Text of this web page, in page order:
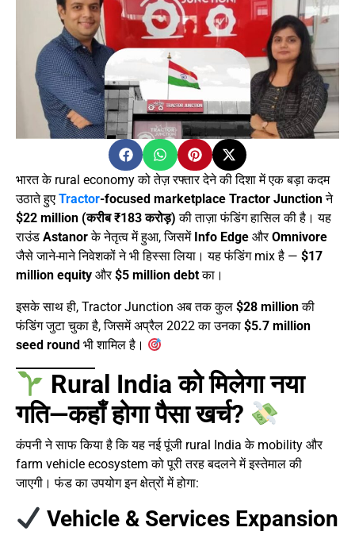
भारत के rural economy को तेज़ रफ्तार देने की दिशा में एक बड़ा कदम
उठाते हुए Tractor-focused marketplace Tractor Junctionने
$22 million (करीब ₹183 करोड़) की ताज़ा फंडिंग हासिल की है। यह
राउंड Astanorके नेतृत्व में हुआ, जिसमें Info Edge औरOmnivore
जैसे जाने-माने निवेशकों ने भी हिस्सा लिया। यह फंडिंग mix है — $17
million equity और$5 million debtका।
इसके साथ ही, Tractor Junction अब तक कुल $28 millionकी
फंडिंग जुटा चुका है, जिसमें अप्रैल 2022 का उनका $5.7 million
seed round भी शामिल है।
Rural India को मिलेगा नया
गति—कहाँ होगा पैसा खर्च?
कंपनी ने साफ किया है कि यह नई पूंजी rural India के mobility और
farm vehicle ecosystem को पूरी तरह बदलने में इस्तेमाल की
जाएगी। फंड का उपयोग इन क्षेत्रों में होगा:
Vehicle & Services Expansion